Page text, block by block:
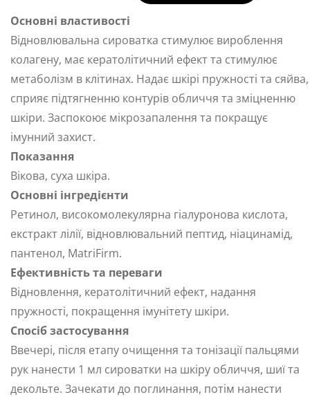
Основні властивості
Відновлювальна сироватка стимулює вироблення
колагену, має кератолітичний ефект та стимулює
метаболізм в клітинах. Надає шкірі пружності та сяйва,
сприяє підтягненню контурів обличчя та зміцненню
шкіри. Заспокоює мікрозапалення та покращує
імунний захист.
Показання
Вікова, суха шкіра.
Основні інгредієнти
Ретинол, високомолекулярна гіалуронова кислота,
екстракт лілії, відновлювальний пептид, ніацинамід,
пантенол, MatriFirm.
Ефективність та переваги
Відновлення, кератолітичний ефект, надання
пружності, покращення імунітету шкіри.
Спосіб застосування
Ввечері, після етапу очищення та тонізації пальцями
рук нанести 1 мл сироватки на шкіру обличчя, шиї та
декольте. Зачекати до поглинання, потім нанести